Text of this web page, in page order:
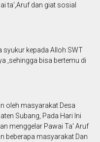
ta',Aruf dan giat sosial
syukur kepada Alloh SWT
,sehingga bisa bertemu di
oleh masyarakat Desa
Subang, Pada Hari Ini
menggelar Pawai Ta' Aruf
beberapa masyarakat Dan